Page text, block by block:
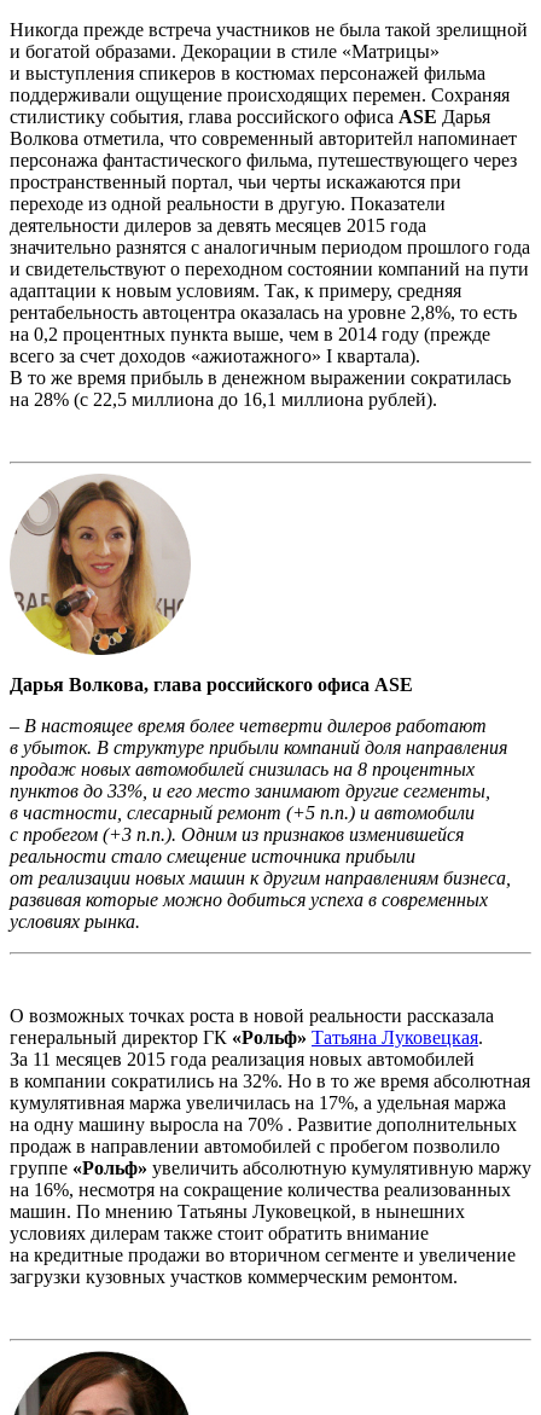
Никогда прежде встреча участников не была такой зрелищной
и богатой образами. Декорации в стиле «Матрицы»
и выступления спикеров в костюмах персонажей фильма
поддерживали ощущение происходящих перемен. Сохраняя
стилистику события, глава российского офиса ASE Дарья
Волкова отметила, что современный авторитейл напоминает
персонажа фантастического фильма, путешествующего через
пространственный портал, чьи черты искажаются при
переходе из одной реальности в другую. Показатели
деятельности дилеров за девять месяцев 2015 года
значительно разнятся с аналогичным периодом прошлого года
и свидетельствуют о переходном состоянии компаний на пути
адаптации к новым условиям. Так, к примеру, средняя
рентабельность автоцентра оказалась на уровне 2,8%, то есть
на 0,2 процентных пункта выше, чем в 2014 году (прежде
всего за счет доходов «ажиотажного» I квартала).
В то же время прибыль в денежном выражении сократилась
на 28% (c 22,5 миллиона до 16,1 миллиона рублей).
Дарья Волкова, глава российского офиса ASE
– В настоящее время более четверти дилеров работают
в убыток. В структуре прибыли компаний доля направления
продаж новых автомобилей снизилась на 8 процентных
пунктов до 33%, и его место занимают другие сегменты,
в частности, слесарный ремонт (+5 п.п.) и автомобили
с пробегом (+3 п.п.). Одним из признаков изменившейся
реальности стало смещение источника прибыли
от реализации новых машин к другим направлениям бизнеса,
развивая которые можно добиться успеха в современных
условиях рынка.
О возможных точках роста в новой реальности рассказала
генеральный директор ГК «Рольф» Татьяна Луковецкая.
За 11 месяцев 2015 года реализация новых автомобилей
в компании сократились на 32%. Но в то же время абсолютная
кумулятивная маржа увеличилась на 17%, а удельная маржа
на одну машину выросла на 70% . Развитие дополнительных
продаж в направлении автомобилей с пробегом позволило
группе «Рольф» увеличить абсолютную кумулятивную маржу
на 16%, несмотря на сокращение количества реализованных
машин. По мнению Татьяны Луковецкой, в нынешних
условиях дилерам также стоит обратить внимание
на кредитные продажи во вторичном сегменте и увеличение
загрузки кузовных участков коммерческим ремонтом.